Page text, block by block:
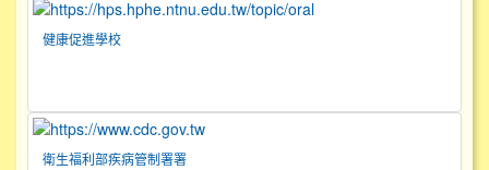
健康促進學校
衛生福利部疾病管制署署